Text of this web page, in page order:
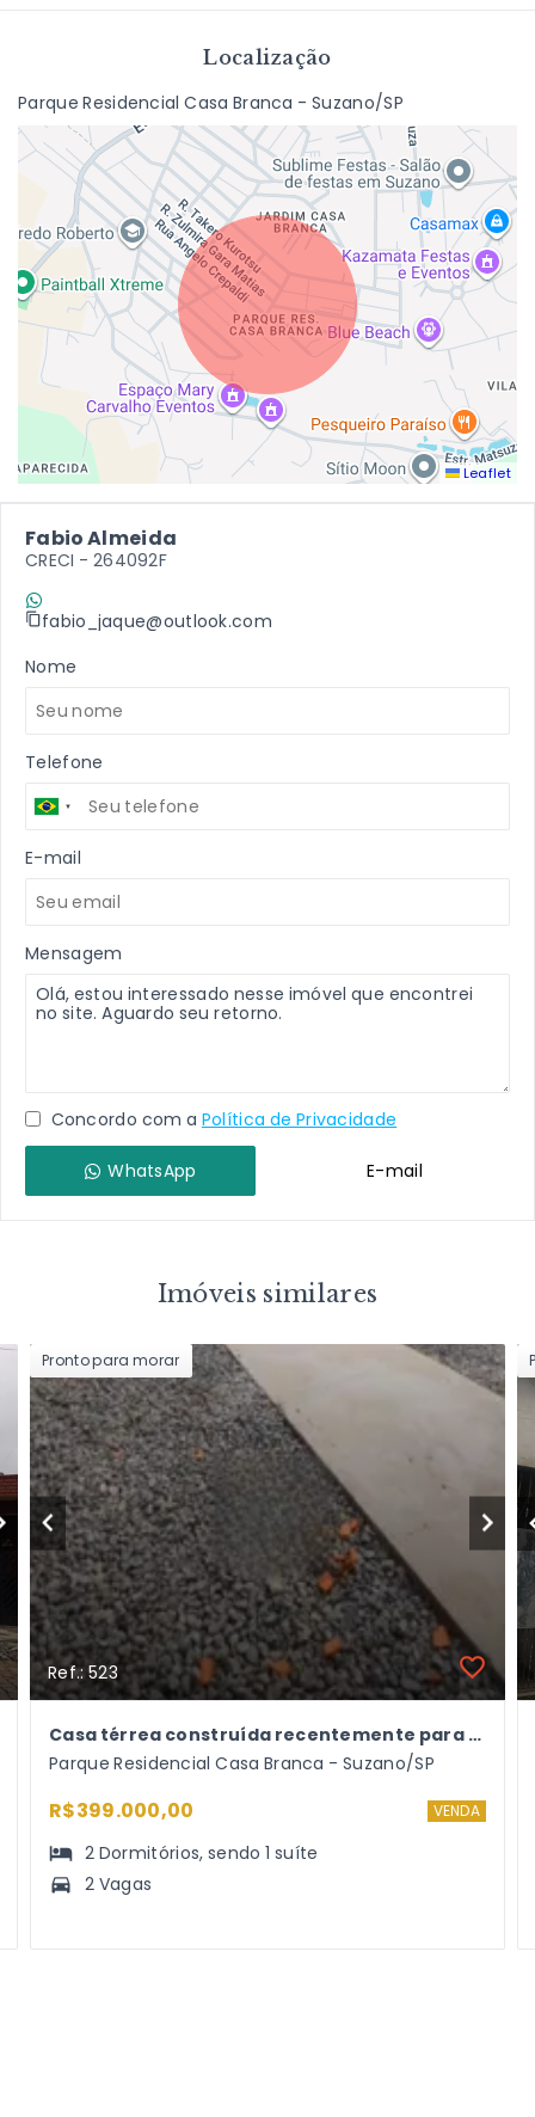
Localização
Parque Residencial Casa Branca - Suzano/SP
Leaflet
Fabio Almeida
CRECI - 264092F
fabio_jaque@outlook.com
Nome
Telefone
E-mail
Mensagem
Concordo com a Política de Privacidade
WhatsApp E-mail
Imóveis similares
Pronto para morar
Ref.: 523
Casa térrea construída recentemente para VENDA
Parque Residencial Casa Branca - Suzano/SP
R$399.000,00 VENDA
2 Dormitórios, sendo1 suíte
2 Vagas